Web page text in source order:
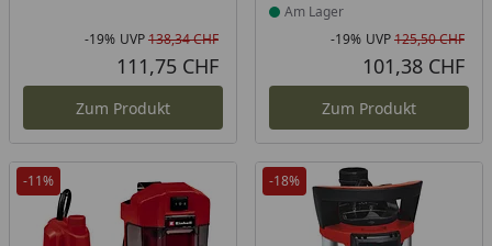
Rabatt in Prozent
-19%
Ursprünglicher Preis
UVP138,34 CHF
111,75 CHF
Zum Produkt
Am Lager
-19% UVP125,50 CHF
101,38 CHF
Zum Produkt
-11% -18%